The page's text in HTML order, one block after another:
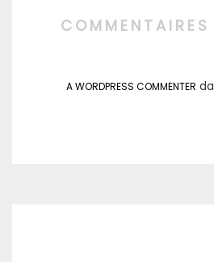
COMMENTAIRES
A WORDPRESS COMMENTER